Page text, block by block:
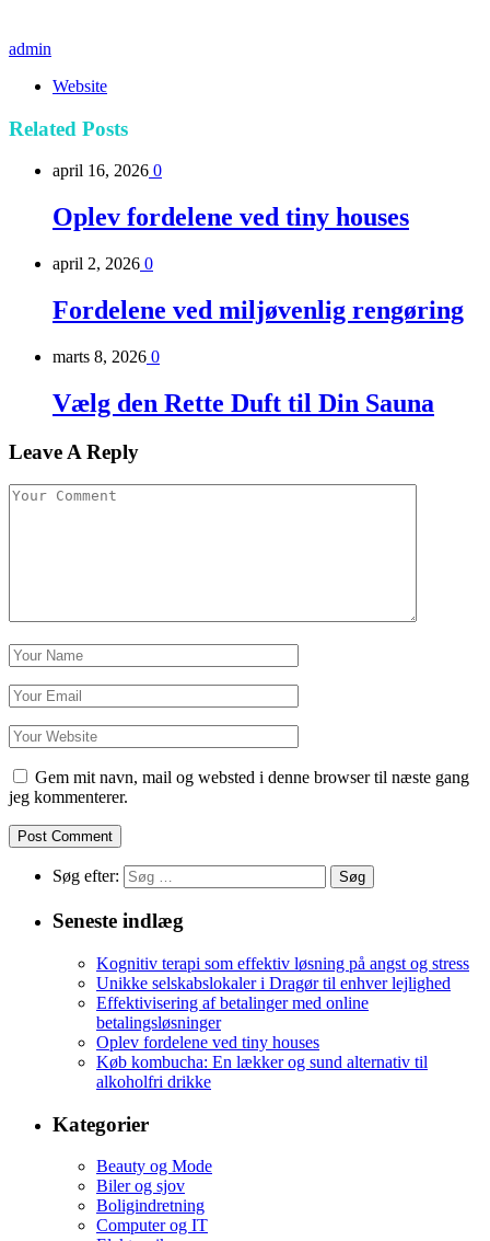
admin
Website
Related Posts
april 16, 2026 0
Oplev fordelene ved tiny houses
april 2, 2026 0
Fordelene ved miljøvenlig rengøring
marts 8, 2026 0
Vælg den Rette Duft til Din Sauna
Leave A Reply
Gem mit navn, mail og websted i denne browser til næste gang
jeg kommenterer.
Søg efter:
Seneste indlæg
Kognitiv terapi som effektiv løsning på angst og stress
Unikke selskabslokaler i Dragør til enhver lejlighed
Effektivisering af betalinger med online
betalingsløsninger
Oplev fordelene ved tiny houses
Køb kombucha: En lækker og sund alternativ til
alkoholfri drikke
Kategorier
Beauty og Mode
Biler og sjov
Boligindretning
Computer og IT